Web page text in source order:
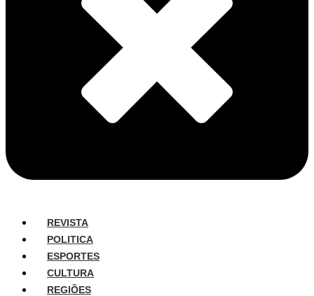
REVISTA
POLITICA
ESPORTES
CULTURA
REGIÕES